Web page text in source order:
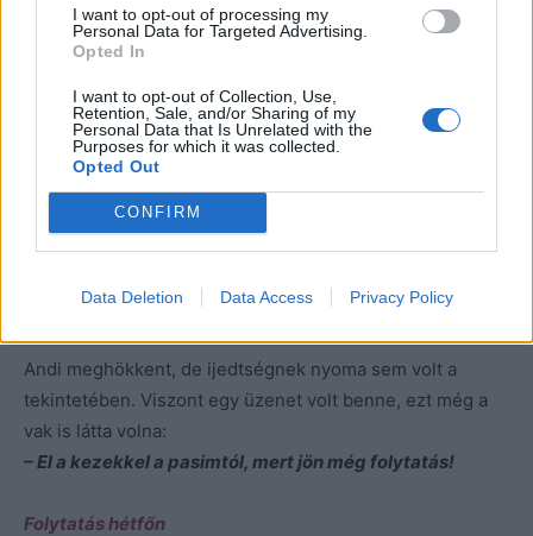
I want to opt-out of processing my
Personal Data for Targeted Advertising.
Opted In
I want to opt-out of Collection, Use,
Retention, Sale, and/or Sharing of my
Personal Data that Is Unrelated with the
Purposes for which it was collected.
Opted Out
CONFIRM
Data Deletion Data Access Privacy Policy
akkor, de megbotlott és a víz egyenesen Laura kezére
borult. A lány elfehéredett, és a fájdalomtól megszólalni
sem tudott. Nem ordított, nem sikított, csak állt ás nézte,
ahogy a karjáról a víz a kötényére folyik.
Juditka viszont nagyot kiáltott.
A vendégek is felkapták a fejüket. Laura szeméből lassan
elárasztotta az egész testét, pedig csak a karját érte.
Andi meghökkent, de ijedtségnek nyoma sem volt a
tekintetében. Viszont egy üzenet volt benne, ezt még a
vak is látta volna:
– El a kezekkel a pasimtól, mert jön még folytatás!
Folytatás hétfőn